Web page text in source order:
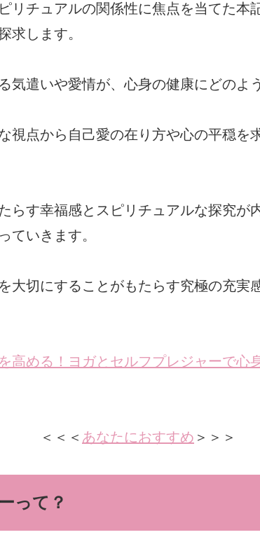
リチュアルの関係性に焦点を当てた本
求します。
気遣いや愛情が、心身の健康にどのよ
視点から自己愛の在り方や心の平穏を
らす幸福感とスピリチュアルな探究が
ていきます。
大切にすることがもたらす究極の充実
高める！ヨガとセルフプレジャーで心
＜＜＜ あなたにおすすめ ＞＞＞
って？